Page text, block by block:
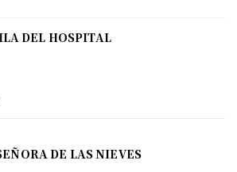
DEL HOSPITAL
DE LAS NIEVES